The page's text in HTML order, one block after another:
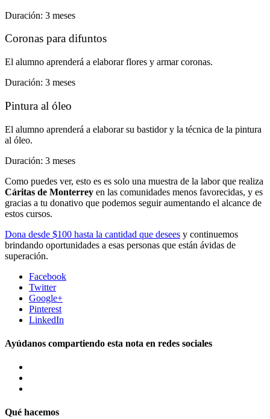
Duración: 3 meses
Coronas para difuntos
El alumno aprenderá a elaborar flores y armar coronas.
Duración: 3 meses
Pintura al óleo
El alumno aprenderá a elaborar su bastidor y la técnica de la pintura
al óleo.
Duración: 3 meses
Como puedes ver, esto es es solo una muestra de la labor que realiza
Cáritas de Monterrey en las comunidades menos favorecidas, y es
gracias a tu donativo que podemos seguir aumentando el alcance de
estos cursos.
Dona desde $100 hasta la cantidad que desees y continuemos
brindando oportunidades a esas personas que están ávidas de
superación.
Facebook
Twitter
Google+
Pinterest
LinkedIn
Ayúdanos compartiendo esta nota en redes sociales
Qué hacemos